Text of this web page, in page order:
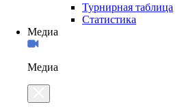
Турнирная таблица
Статистика
Медиа
Медиа